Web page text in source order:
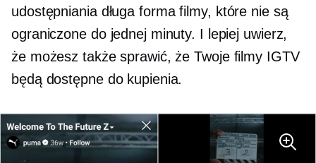
udostępniania długa formafilmy, które nie są
ograniczone do jednej minuty. I lepiej uwierz,
że możesz także sprawić, że Twoje filmy IGTV
będą dostępne do kupienia.